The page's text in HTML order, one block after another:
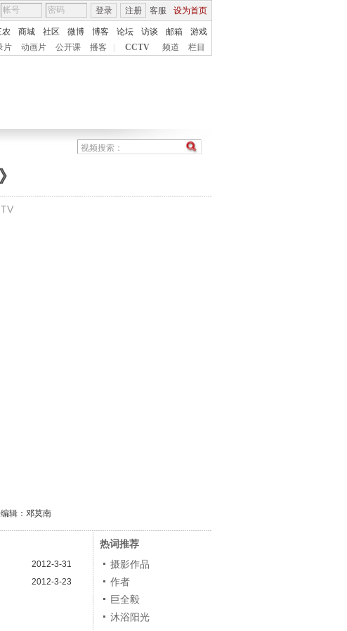
客服 设为首页
登录 注册
农 商城 社区 微博 博客 论坛 访谈 邮箱
游戏
片 动画片 公开课 播客 CCTV 频道 栏目
辑：邓莫南
2012-3-31
2012-3-23
热词推荐
摄影作品
作者
巨全毅
沐浴阳光